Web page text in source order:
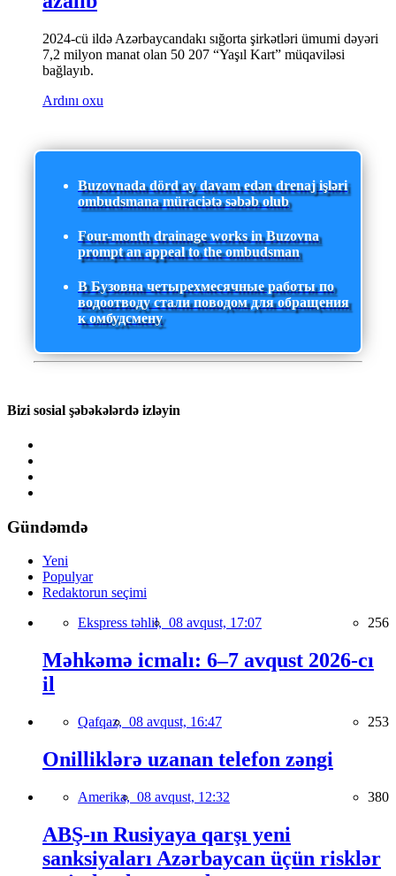
2024-cü ildə Azərbaycandakı sığorta şirkətləri ümumi dəyəri
7,2 milyon manat olan 50 207 “Yaşıl Kart” müqaviləsi
bağlayıb.
Ardını oxu
Buzovnada dörd ay davam edən drenaj işləri
ombudsmana müraciətə səbəb olub
Four-month drainage works in Buzovna
prompt an appeal to the ombudsman
В Бузовна четырехмесячные работы по
водоотводу стали поводом для обращения
к омбудсмену
Bizi sosial şəbəkələrdə izləyin
Gündəmdə
Yeni
Populyar
Redaktorun seçimi
Ekspress təhlil, 08 avqust, 17:07 256
Məhkəmə icmalı: 6–7 avqust 2026-cı
il
Qafqaz, 08 avqust, 16:47 253
Onilliklərə uzanan telefon zəngi
Amerika, 08 avqust, 12:32 380
ABŞ-ın Rusiyaya qarşı yeni
sanksiyaları Azərbaycan üçün risklər